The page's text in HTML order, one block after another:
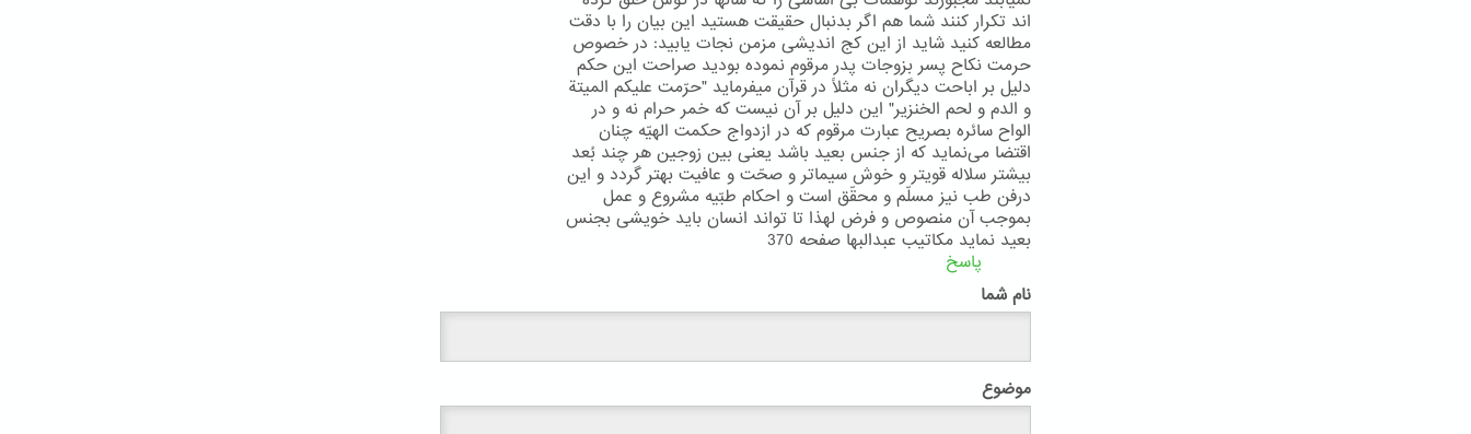
اند تکرار کنند شما هم اگر بدنبال حقیقت هستید این بیان را با دقت
مطالعه کنید شاید از این کج اندیشی مزمن نجات یابید: در خصوص
حرمت نکاح پسر بزوجات پدر مرقوم نموده بوديد صراحت اين حکم
دليل بر اباحت ديگران نه مثلاً در قرآن ميفرمايد "حرّمت عليکم الميتة
و الدم و لحم الخنزير" اين دليل بر آن نيست که خمر حرام نه و در
الواح سائره بصريح عبارت مرقوم که در ازدواج حکمت الهيّه چنان
اقتضا می‌نمايد که از جنس بعيد باشد يعنی بين زوجين هر چند بُعد
بيشتر سلاله قويتر و خوش سيماتر و صحّت و عافيت بهتر گردد و اين
درفن طب نيز مسلّم و محقّق است و احکام طبّيه مشروع و عمل
بموجب آن منصوص و فرض لهذا تا تواند انسان بايد خويشی بجنس
بعيد نمايد مکاتیب عبدالبها صفحه 370
پاسخ
نام شما
موضوع